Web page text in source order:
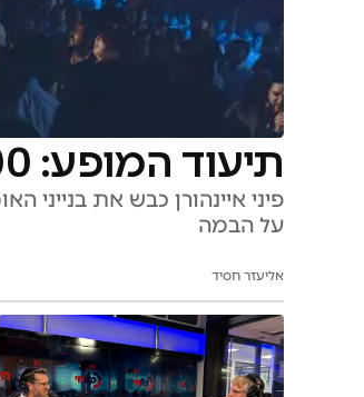
תיעוד המופע: 3000 בחורי ישיבה, במת 360° ופיני איינהורן
על הבמה
אליעזר חסיד